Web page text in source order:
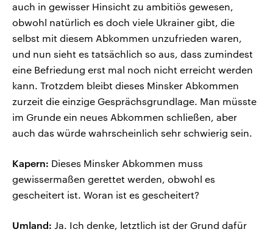
auch in gewisser Hinsicht zu ambitiös gewesen,
obwohl natürlich es doch viele Ukrainer gibt, die
selbst mit diesem Abkommen unzufrieden waren,
und nun sieht es tatsächlich so aus, dass zumindest
eine Befriedung erst mal noch nicht erreicht werden
kann. Trotzdem bleibt dieses Minsker Abkommen
zurzeit die einzige Gesprächsgrundlage. Man müsste
im Grunde ein neues Abkommen schließen, aber
auch das würde wahrscheinlich sehr schwierig sein.
Kapern: Dieses Minsker Abkommen muss
gewissermaßen gerettet werden, obwohl es
gescheitert ist. Woran ist es gescheitert?
Umland: Ja. Ich denke, letztlich ist der Grund dafür